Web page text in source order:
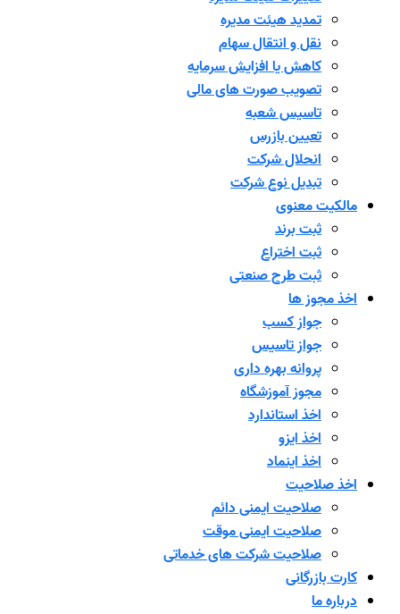
تمدید هیئت مدیره
نقل و انتقال سهام
کاهش یا افزایش سرمایه
تصویب صورت های مالی
تاسیس شعبه
تعیین بازرس
انحلال شرکت
تبدیل نوع شرکت
مالکیت معنوی
ثبت برند
ثبت اختراع
ثبت طرح صنعتی
اخذ مجوز ها
جواز کسب
جواز تاسیس
پروانه بهره داری
مجوز آموزشگاه
اخذ استاندارد
اخذ ایزو
اخذ اینماد
اخذ صلاحیت
صلاحیت ایمنی دائم
صلاحیت ایمنی موقت
صلاحیت شرکت های خدماتی
کارت بازرگانی
درباره ما